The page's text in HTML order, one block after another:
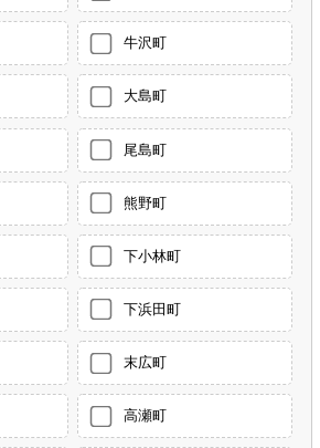
牛沢町
大島町
尾島町
熊野町
下小林町
下浜田町
末広町
高瀬町